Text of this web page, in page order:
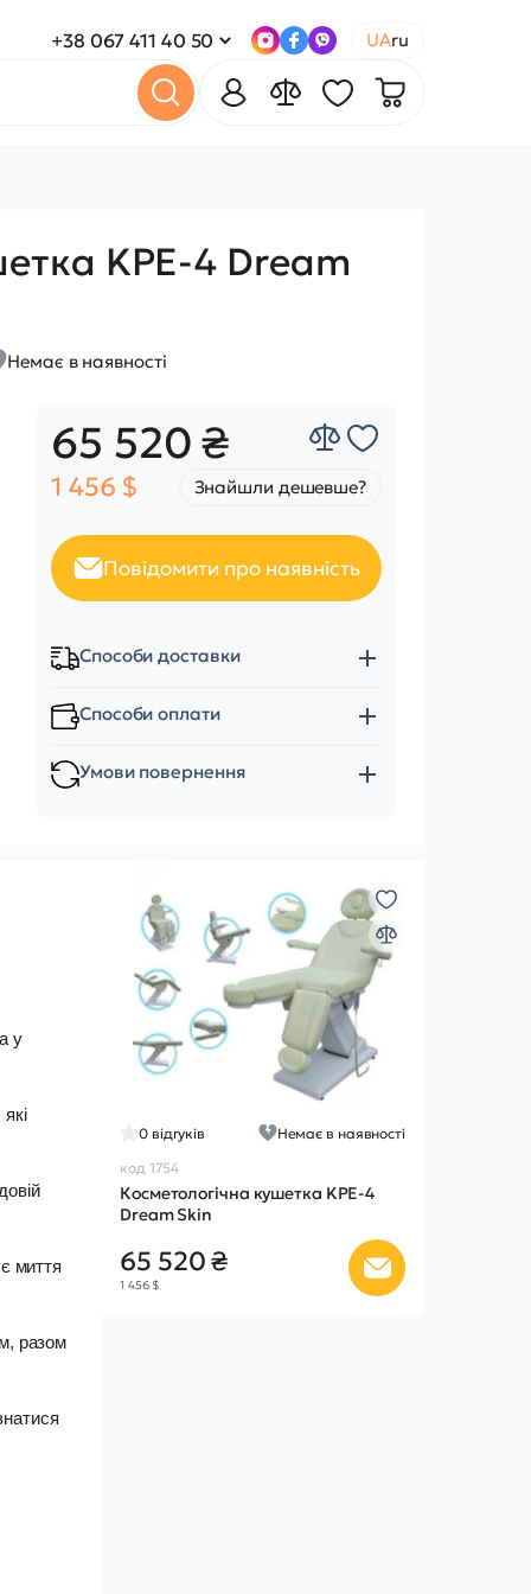
+38 067 411 40 50 UAru
KPE-4 Dream
Немає в наявності
65 520 ₴
1 456 $ Знайшли дешевше?
Повідомити про наявність
Способи доставки
Способи оплати
Умови повернення
у
миття
разом
0 відгуків
Немає в наявності
код 1754
Косметологічна кушетка KPE-4
Dream Skin
65 520 ₴
1 456 $